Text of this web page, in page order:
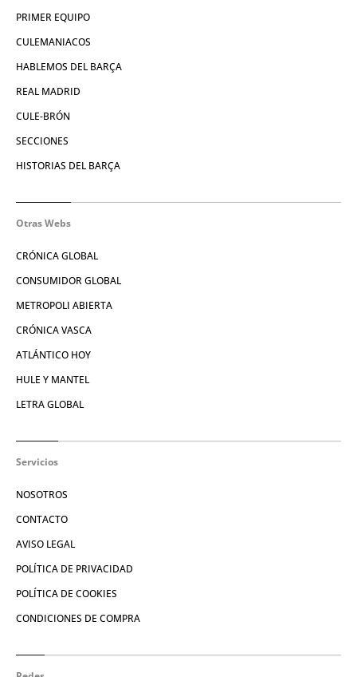
PRIMER EQUIPO
CULEMANIACOS
HABLEMOS DEL BARÇA
REAL MADRID
CULE-BRÓN
SECCIONES
HISTORIAS DEL BARÇA
Otras Webs
CRÓNICA GLOBAL
CONSUMIDOR GLOBAL
METROPOLI ABIERTA
CRÓNICA VASCA
ATLÁNTICO HOY
HULE Y MANTEL
LETRA GLOBAL
Servicios
NOSOTROS
CONTACTO
AVISO LEGAL
POLÍTICA DE PRIVACIDAD
POLÍTICA DE COOKIES
CONDICIONES DE COMPRA